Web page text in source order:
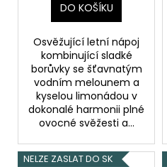
DO KOŠÍKU
Osvěžující letní nápoj
kombinující sladké
borůvky se šťavnatým
vodním melounem a
kyselou limonádou v
dokonalé harmonii plné
ovocné svěžesti a...
NELZE ZASLAT DO SK